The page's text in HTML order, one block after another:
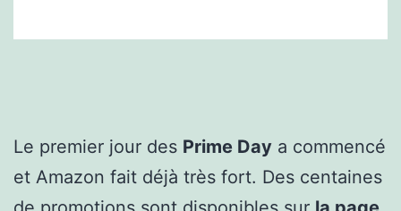
Le premier jour des Prime Day a commencé
et Amazon fait déjà très fort. Des centaines